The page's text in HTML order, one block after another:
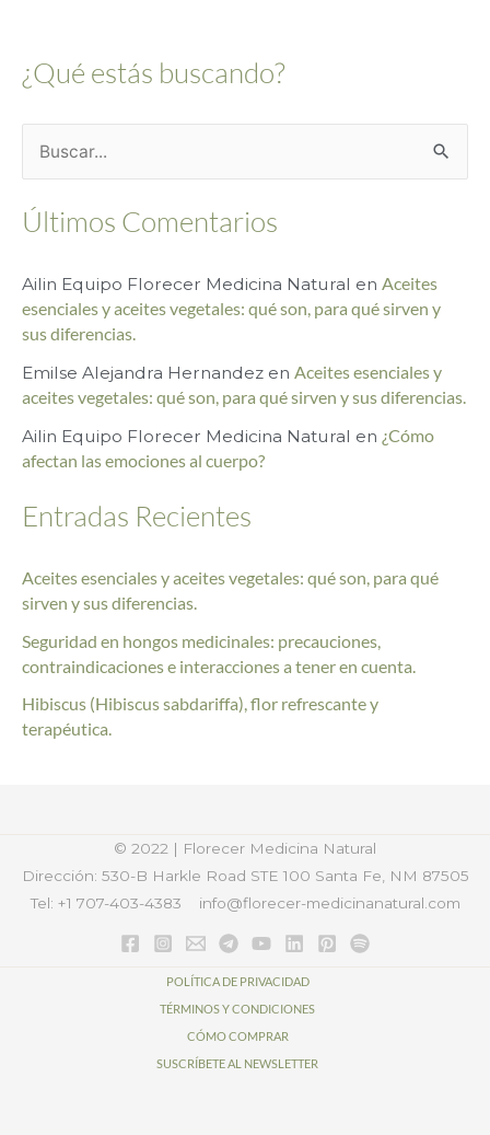
¿Qué estás buscando?
s
a
o
r
:
Últimos Comentarios
Ailin Equipo Florecer Medicina Natural en Aceites
esenciales y aceites vegetales: qué son, para qué sirven y
sus diferencias.
Emilse Alejandra Hernandez en Aceites esenciales y
aceites vegetales: qué son, para qué sirven y sus diferencias.
Ailin Equipo Florecer Medicina Natural en ¿Cómo
afectan las emociones al cuerpo?
Entradas Recientes
Aceites esenciales y aceites vegetales: qué son, para qué
sirven y sus diferencias.
Seguridad en hongos medicinales: precauciones,
contraindicaciones e interacciones a tener en cuenta.
Hibiscus (Hibiscus sabdariffa), flor refrescante y
terapéutica.
© 2022 | Florecer Medicina Natural
Dirección: 530-B Harkle Road STE 100 Santa Fe, NM 87505
Tel: +1 707-403-4383 info@florecer-medicinanatural.com
POLÍTICA DE PRIVACIDAD
TÉRMINOS Y CONDICIONES
CÓMO COMPRAR
SUSCRÍBETE AL NEWSLETTER